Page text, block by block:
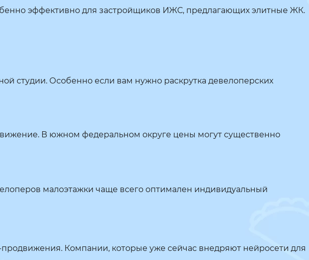
эффективно для застройщиков ИЖС, предлагающих элитные ЖК.
студии. Особенно если вам нужно раскрутка девелоперских
В южном федеральном округе цены могут существенно
малоэтажки чаще всего оптимален индивидуальный
Компании, которые уже сейчас внедряют нейросети для